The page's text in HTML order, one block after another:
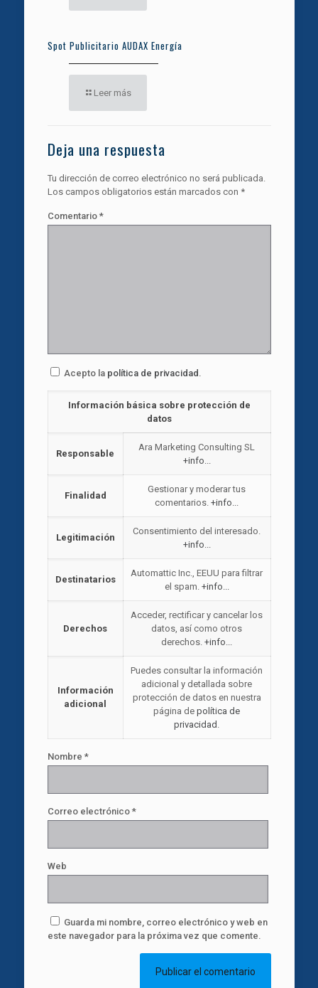
Spot Publicitario AUDAX Energía
Leer más
Deja una respuesta
Tu dirección de correo electrónico no será publicada.
Los campos obligatorios están marcados con *
Comentario *
Acepto la política de privacidad
Información básica sobre protección de
datos
Responsable
Ara Marketing Consulting SL
+info...
Finalidad
Gestionar y moderar tus
comentarios. +info...
Legitimación
Consentimiento del interesado.
+info...
Destinatarios
Automattic Inc., EEUU para filtrar
el spam. +info...
Derechos
Acceder, rectificar y cancelar los
datos, así como otros
derechos. +info...
Información
adicional
Puedes consultar la información
adicional y detallada sobre
protección de datos en nuestra
página de política de
privacidad
Nombre *
Correo electrónico *
Web
Guarda mi nombre, correo electrónico y web en
este navegador para la próxima vez que comente.